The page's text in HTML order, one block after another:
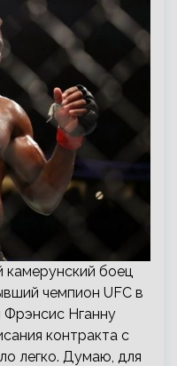
камерунский боец
чемпион UFC в
Фрэнсис Нганну
контракта с
легко. Думаю, для